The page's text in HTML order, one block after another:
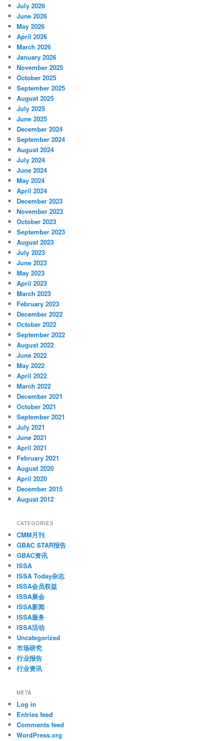
July 2026
June 2026
May 2026
April 2026
March 2026
January 2026
November 2025
October 2025
September 2025
August 2025
July 2025
June 2025
December 2024
September 2024
August 2024
July 2024
June 2024
May 2024
April 2024
December 2023
November 2023
October 2023
September 2023
August 2023
July 2023
June 2023
May 2023
April 2023
March 2023
February 2023
December 2022
October 2022
September 2022
August 2022
June 2022
May 2022
April 2022
March 2022
December 2021
October 2021
September 2021
July 2021
June 2021
April 2021
February 2021
August 2020
April 2020
December 2015
August 2012
CATEGORIES
CMM月刊
GBAC STAR报告
GBAC资讯
ISSA
ISSA Today杂志
ISSA会员权益
ISSA展会
ISSA新闻
ISSA服务
ISSA活动
Uncategorized
市场研究
行业报告
行业资讯
META
Log in
Entries feed
Comments feed
WordPress.org